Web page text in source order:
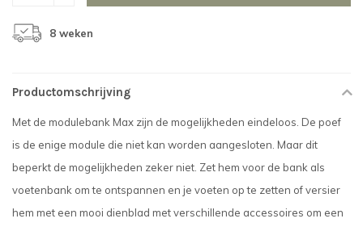
8 weken
Productomschrijving
Met de modulebank Max zijn de mogelijkheden eindeloos. De poef
is de enige module die niet kan worden aangesloten. Maar dit
beperkt de mogelijkheden zeker niet. Zet hem voor de bank als
voetenbank om te ontspannen en je voeten op te zetten of versier
hem met een mooi dienblad met verschillende accessoires om een ​​